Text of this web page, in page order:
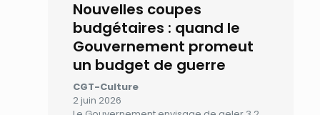
Nouvelles coupes
budgétaires : quand le
Gouvernement promeut
un budget de guerre
CGT-Culture
2 juin 2026